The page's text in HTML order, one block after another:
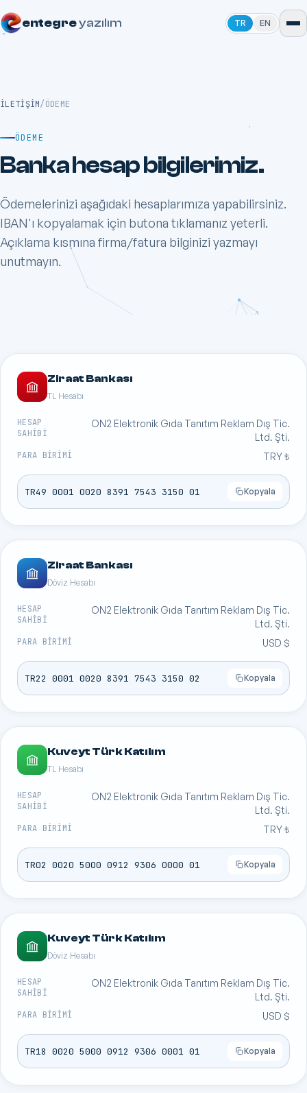
entegreyazılım TR EN
İLETIŞIM/ÖDEME
ÖDEME
Banka hesap bilgilerimiz.
Ödemelerinizi aşağıdaki hesaplarımıza yapabilirsiniz.
IBAN'ı kopyalamak için butona tıklamanız yeterli.
Açıklama kısmına firma/fatura bilginizi yazmayı
unutmayın.
Ziraat Bankası
TL Hesabı
HESAP
SAHIBI
ON2 Elektronik Gıda Tanıtım Reklam Dış Tic.
Ltd. Şti.
PARA BIRIMI TRY ₺
TR49 0001 0020 8391 7543 3150 01 Kopyala
Ziraat Bankası
Döviz Hesabı
HESAP
SAHIBI
ON2 Elektronik Gıda Tanıtım Reklam Dış Tic.
Ltd. Şti.
PARA BIRIMI USD $
TR22 0001 0020 8391 7543 3150 02 Kopyala
Kuveyt Türk Katılım
TL Hesabı
HESAP
SAHIBI
ON2 Elektronik Gıda Tanıtım Reklam Dış Tic.
Ltd. Şti.
PARA BIRIMI TRY ₺
TR02 0020 5000 0912 9306 0000 01 Kopyala
Kuveyt Türk Katılım
Döviz Hesabı
HESAP
SAHIBI
ON2 Elektronik Gıda Tanıtım Reklam Dış Tic.
Ltd. Şti.
PARA BIRIMI USD $
TR18 0020 5000 0912 9306 0001 01 Kopyala